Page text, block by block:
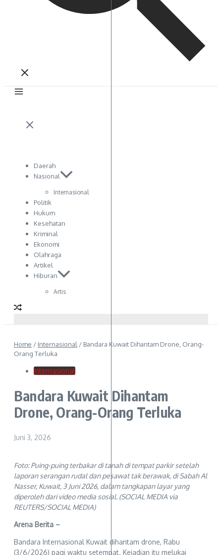
Daerah
Nasional
Internasional
Politik
Hukum
Kesehatan
Kriminal
Ekonomi
Olahraga
Artikel
Hiburan
Artis
Home / Internasional / Bandara Kuwait Dihantam Drone, Orang-
Orang Terluka
Internasional
Bandara Kuwait Dihantam
Drone, Orang-Orang Terluka
Juni 3, 2026
Foto: Puing-puing terbakar di tanah di tempat parkir setelah
laporan serangan rudal dan pesawat tak berawak, di Sabah Al
Nasser, Kuwait, 3 Juni 2026, dalam tangkapan layar yang
diperoleh dari video media sosial. (SOCIAL MEDIA via
REUTERS/SOCIAL MEDIA)
Arena Berita –
Bandara Internasional Kuwait dihantam drone, Rabu
(3/6/2026) pagi waktu setempat. Kejadian itu melukai